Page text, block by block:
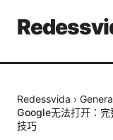
Redessvida ›
Google无法打开：
技巧